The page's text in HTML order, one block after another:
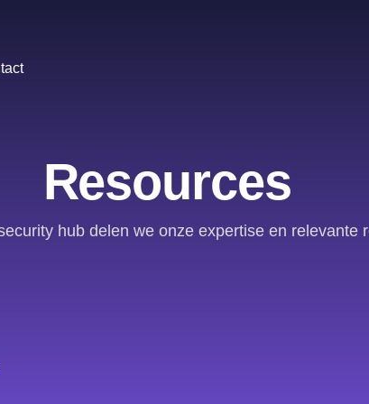
Resources
hub delen we onze expertise en relevante